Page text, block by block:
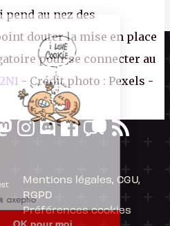
pend au nez des
douter la mise en place
pour se connecter au
- Crédit photo : Pexels -
Canard PC
Kiosque numérique
Boutique
Mentions légales, CGU,
RGPD
Préférences cookies
!
ses
limite
Mais
va.
par